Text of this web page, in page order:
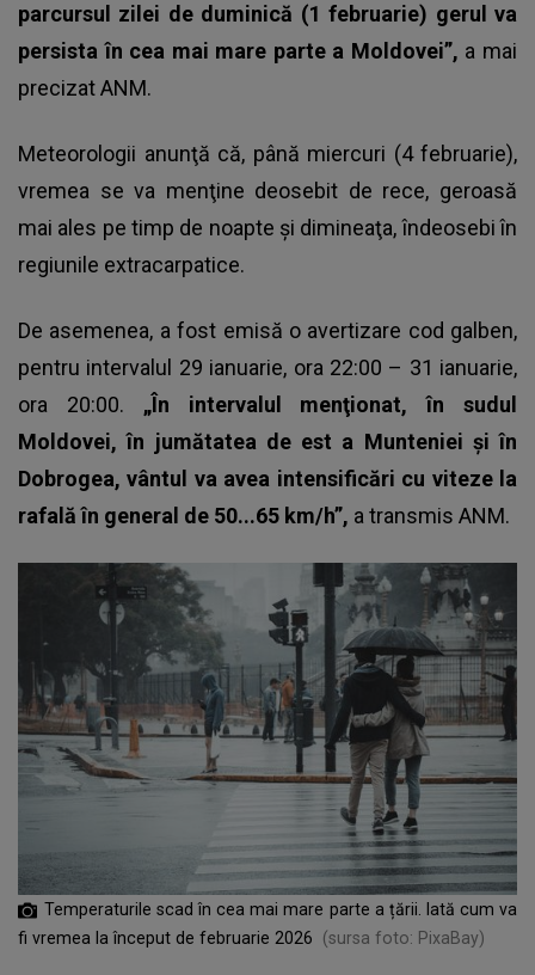
parcursul zilei de duminică (1 februarie) gerul va
persista în cea mai mare parte a Moldovei”, a mai
precizat ANM.
Meteorologii anunţă că, până miercuri (4 februarie),
vremea se va menţine deosebit de rece, geroasă
mai ales pe timp de noapte şi dimineaţa, îndeosebi în
regiunile extracarpatice.
De asemenea, a fost emisă o avertizare cod galben,
pentru intervalul 29 ianuarie, ora 22:00 – 31 ianuarie,
ora 20:00. „În intervalul menţionat, în sudul
Moldovei, în jumătatea de est a Munteniei şi în
Dobrogea, vântul va avea intensificări cu viteze la
rafală în general de 50...65 km/h”, a transmis ANM.
Temperaturile scad în cea mai mare parte a țării. Iată cum va
fi vremea la început de februarie 2026
(sursa foto: PixaBay)